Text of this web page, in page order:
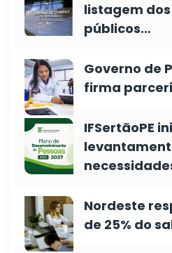
listagem
públicos…
Governo de
firma
IFSertãoPE
Nordeste
de 25% do